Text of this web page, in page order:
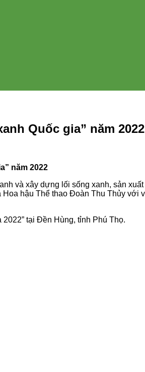
Quốc gia” năm 2022
năm 2022
và xây dựng lối sống xanh, sản
hậu Thể thao Đoàn Thu Thủy với
tại Đền Hùng, tỉnh Phú Thọ.